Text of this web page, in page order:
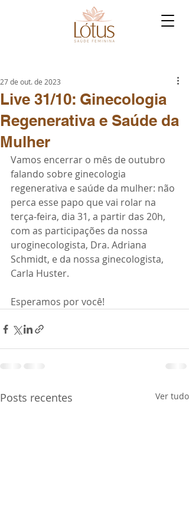
Live 31/10: Ginecologia
Regenerativa e Saúde da
Mulher
27 de out. de 2023
Vamos encerrar o mês de outubro
falando sobre ginecologia
regenerativa e saúde da mulher: não
perca esse papo que vai rolar na
terça-feira, dia 31, a partir das 20h,
com as participações da nossa
uroginecologista, Dra. Adriana
Schmidt, e da nossa ginecologista,
Carla Huster.
Esperamos por você!
Posts recentes Ver tudo